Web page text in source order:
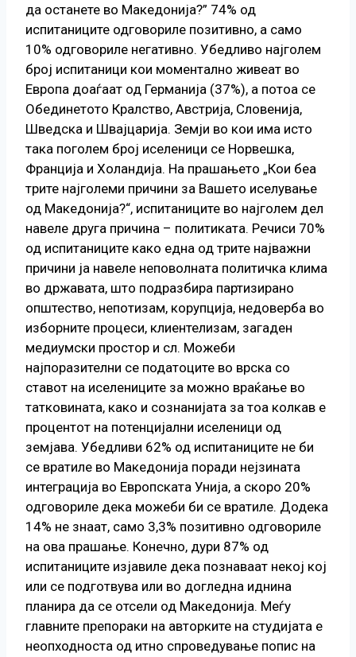
да останете во Македонија?” 74% од
испитаниците одговориле позитивно, а само
10% одговориле негативно. Убедливо најголем
број испитаници кои моментално живеат во
Европа доаѓаат од Германија (37%), а потоа се
Обединетото Кралство, Австрија, Словенија,
Шведска и Швајцарија. Земји во кои има исто
така поголем број иселеници се Норвешка,
Франција и Холандија. На прашањето „Кои беа
трите најголеми причини за Вашето иселување
од Македонија?“, испитаниците во најголем дел
навеле друга причина – политиката. Речиси 70%
од испитаниците како една од трите најважни
причини ја навеле неповолната политичка клима
во државата, што подразбира партизирано
општество, непотизам, корупција, недоверба во
изборните процеси, клиентелизам, загаден
медиумски простор и сл. Можеби
најпоразителни се податоците во врска со
ставот на иселениците за можно враќање во
татковината, како и сознанијата за тоа колкав е
процентот на потенцијални иселеници од
земјава. Убедливи 62% од испитаниците не би
се вратиле во Македонија поради нејзината
интеграција во Европската Унија, а скоро 20%
одговориле дека можеби би се вратиле. Додека
14% не знаат, само 3,3% позитивно одговориле
на ова прашање. Конечно, дури 87% од
испитаниците изјавиле дека познаваат некој кој
или се подготвува или во догледна иднина
планира да се отсели од Македонија. Меѓу
главните препораки на авторките на студијата е
неопходноста од итно спроведување попис на